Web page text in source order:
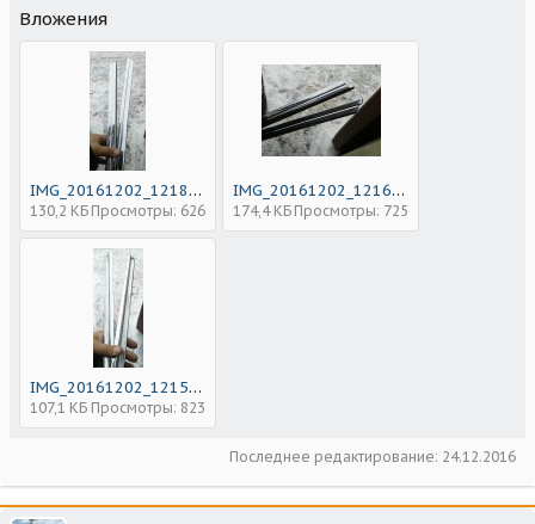
Вложения
IMG_20161202_121809.jpg
130,2 КБ Просмотры: 626
IMG_20161202_121621.jpg
174,4 КБ Просмотры: 725
IMG_20161202_121557.jpg
107,1 КБ Просмотры: 823
Последнее редактирование: 24.12.2016